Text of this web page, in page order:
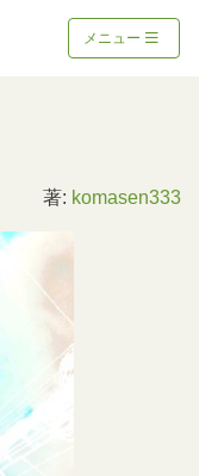
メニュー
著: komasen333